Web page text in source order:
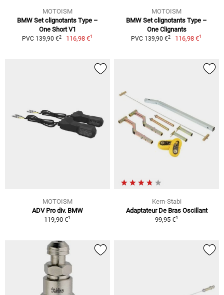
MOTOISM
BMW Set clignotants Type –
One Short V1
PVC 139,90 €2 116,98 €1
MOTOISM
BMW Set clignotants Type –
One Clignants
PVC 139,90 €2 116,98 €1
MOTOISM
ADV Pro div. BMW
119,90 €1
Kern-Stabi
Adaptateur De Bras Oscillant
99,95 €1